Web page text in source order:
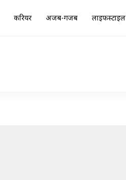
करियर अजब-गजब लाइफस्टाइल